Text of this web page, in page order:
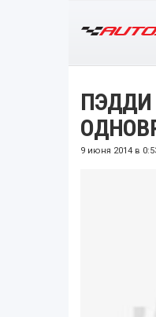
9 июня 2014 в